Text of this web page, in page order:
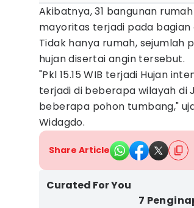
Akibatnya, 31 bangunan
mayoritas terjadi pada bagian
Tidak hanya rumah, sejumlah
hujan disertai angin tersebut.
"Pkl 15.15 WIB terjadi Hujan
terjadi di beberapa wilayah
beberapa pohon tumbang,"
Widagdo.
Share Article
Curated For You
7